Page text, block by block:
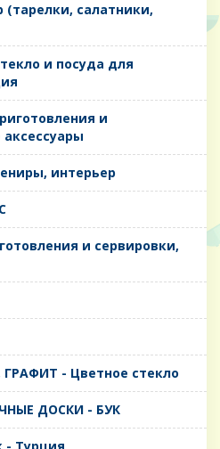
(тарелки, салатники,
и посуда для
и
интерьер
и сервировки,
- Цветное стекло
ДОСКИ - БУК